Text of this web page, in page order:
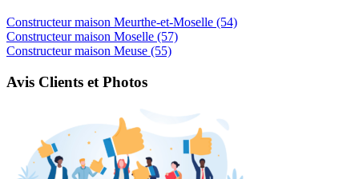
Constructeur maison Meurthe-et-Moselle (54)
Constructeur maison Moselle (57)
Constructeur maison Meuse (55)
Avis Clients et Photos